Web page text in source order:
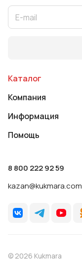
Каталог
Компания
Информация
Помощь
8 800 222 92 59
kazan@kukmara.com
© 2026 Kukmara